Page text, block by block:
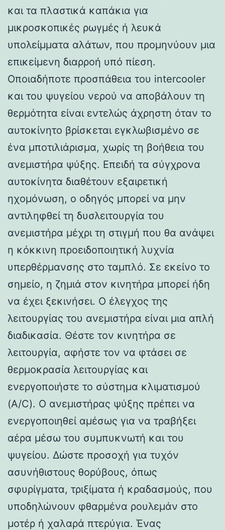
και τα πλαστικά καπάκια για
μικροσκοπικές ρωγμές ή λευκά
υπολείμματα αλάτων, που προμηνύουν μια
επικείμενη διαρροή υπό πίεση.
Οποιαδήποτε προσπάθεια του intercooler
και του ψυγείου νερού να αποβάλουν τη
θερμότητα είναι εντελώς άχρηστη όταν το
αυτοκίνητο βρίσκεται εγκλωβισμένο σε
ένα μποτιλιάρισμα, χωρίς τη βοήθεια του
ανεμιστήρα ψύξης. Επειδή τα σύγχρονα
αυτοκίνητα διαθέτουν εξαιρετική
ηχομόνωση, ο οδηγός μπορεί να μην
αντιληφθεί τη δυσλειτουργία του
ανεμιστήρα μέχρι τη στιγμή που θα ανάψει
η κόκκινη προειδοποιητική λυχνία
υπερθέρμανσης στο ταμπλό. Σε εκείνο το
σημείο, η ζημιά στον κινητήρα μπορεί ήδη
να έχει ξεκινήσει. Ο έλεγχος της
λειτουργίας του ανεμιστήρα είναι μια απλή
διαδικασία. Θέστε τον κινητήρα σε
λειτουργία, αφήστε τον να φτάσει σε
θερμοκρασία λειτουργίας και
ενεργοποιήστε το σύστημα κλιματισμού
(A/C). Ο ανεμιστήρας ψύξης πρέπει να
ενεργοποιηθεί αμέσως για να τραβήξει
αέρα μέσω του συμπυκνωτή και του
ψυγείου. Δώστε προσοχή για τυχόν
ασυνήθιστους θορύβους, όπως
σφυρίγματα, τριξίματα ή κραδασμούς, που
υποδηλώνουν φθαρμένα ρουλεμάν στο
μοτέρ ή χαλαρά πτερύγια. Ένας